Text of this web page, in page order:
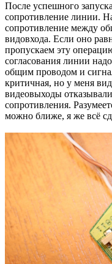
После успешного
сопротивление линии.
сопротивление между
видовхода. Если оно
пропускаем эту
согласования линии
общим проводом и
критичная, но у меня
видеовыходы
сопротивления.
можно ближе, я же всё